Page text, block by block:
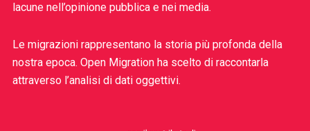
lacune nell’opinione pubblica e nei media.
Le migrazioni rappresentano la storia più profonda della
nostra epoca. Open Migration ha scelto di raccontarla
attraverso l’analisi di dati oggettivi.